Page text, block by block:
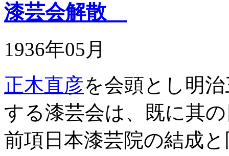
漆芸会解散
1936年05月
正木直彦を会頭とし明
する漆芸会は、既に其
前項日本漆芸院の結成